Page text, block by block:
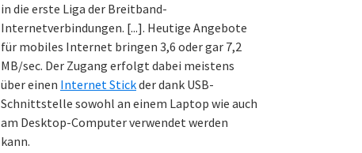
in die erste Liga der Breitband-
Internetverbindungen. [...]. Heutige Angebote
für mobiles Internet bringen 3,6 oder gar 7,2
MB/sec. Der Zugang erfolgt dabei meistens
über einen Internet Stickder dank USB-
Schnittstelle sowohl an einem Laptop wie auch
am Desktop-Computer verwendet werden
kann.